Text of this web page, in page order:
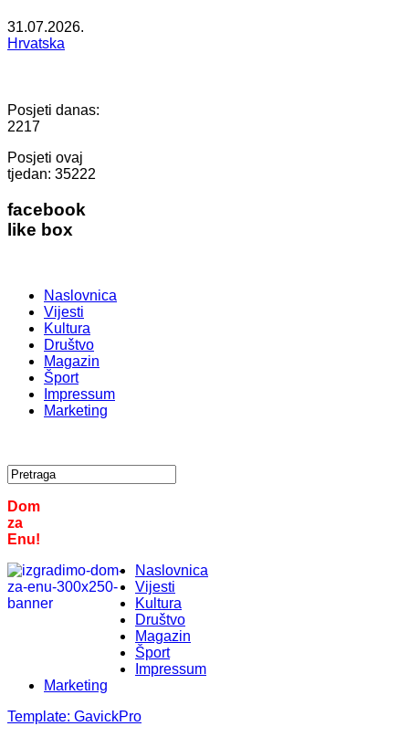
31.07.2026.
Hrvatska
Posjeti danas:
2217
Posjeti ovaj
tjedan: 35222
facebook
like box
Naslovnica
Vijesti
Kultura
Društvo
Magazin
Šport
Impressum
Marketing
Dom
za
Enu!
Naslovnica
Vijesti
Kultura
Društvo
Magazin
Šport
Impressum
Marketing
Template: GavickPro